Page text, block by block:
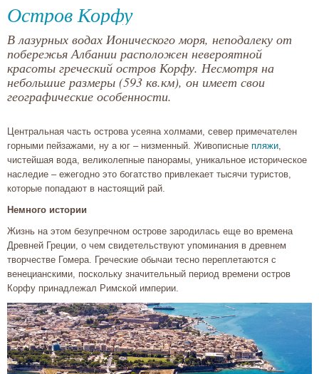
Остров Корфу
В лазурных водах Ионического моря, неподалеку от
побережья Албании расположен невероятной
красоты греческий остров Корфу. Несмотря на
небольшие размеры (593 кв.км), он имеет свои
географические особенности.
Центральная часть острова усеяна холмами, север примечателен
горными пейзажами, ну а юг – низменный. Живописные пляжи,
чистейшая вода, великолепные панорамы, уникальное историческое
наследие – ежегодно это богатство привлекает тысячи туристов,
которые попадают в настоящий рай.
Немного истории
Жизнь на этом безупречном острове зародилась еще во времена
Древней Греции, о чем свидетельствуют упоминания в древнем
творчестве Гомера. Греческие обычаи тесно переплетаются с
венецианскими, поскольку значительный период времени остров
Корфу принадлежал Римской империи.